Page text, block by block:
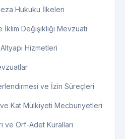
Hukuku İlkeleri
Değişikliği Mevzuatı
Hizmetleri
ve İzin Süreçleri
Kat Mülkiyeti Mecburiyetleri
ve Örf-Adet Kuralları